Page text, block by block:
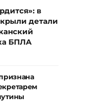
в
детали
БПЛА